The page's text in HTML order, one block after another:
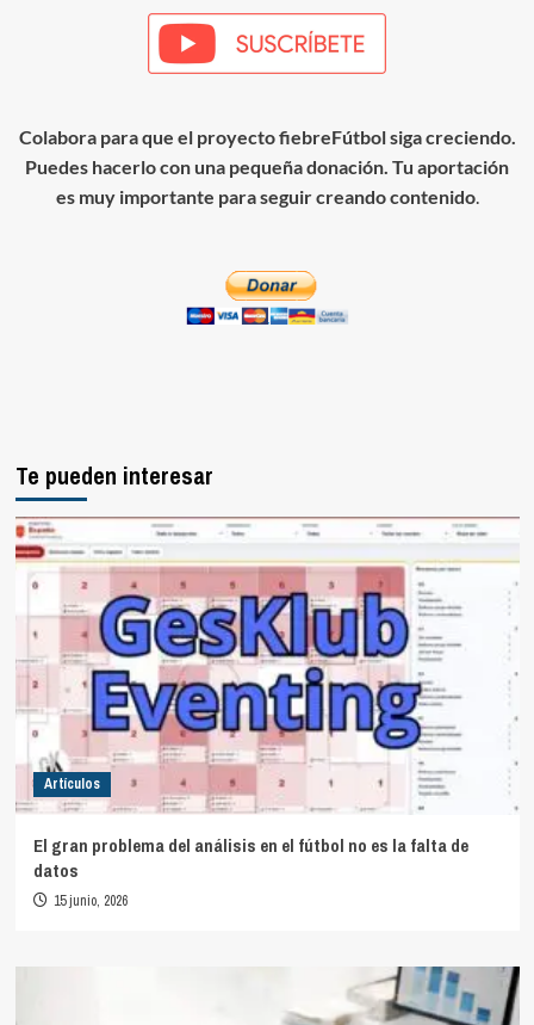
Colabora para que el proyecto fiebreFútbol siga creciendo.
Puedes hacerlo con una pequeña donación. Tu aportación
es muy importante para seguir creando contenido.
Te pueden interesar
Artículos
El gran problema del análisis en el fútbol no es la falta de
datos
15 junio, 2026